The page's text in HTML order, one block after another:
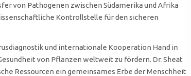
von Pathogenen zwischen Südamerika und Afrika
Kontrollstelle für den sicheren
und internationale Kooperation Hand in
von Pflanzen weltweit zu fördern. Dr. Sheat
Ressourcen ein gemeinsames Erbe der Menschheit